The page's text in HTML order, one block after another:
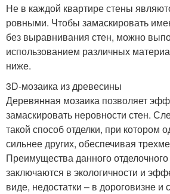
Не в каждой квартире стены
ровными. Чтобы замаскировать
без выравнивания стен, можно
использованием различных
ниже.
3D-мозаика из древесины
Деревянная мозаика позволяет
замаскировать неровности стен.
такой способ отделки, при котором
сильнее других, обеспечивая
Преимущества данного
заключаются в экологичности и
виде, недостатки – в дороговизне